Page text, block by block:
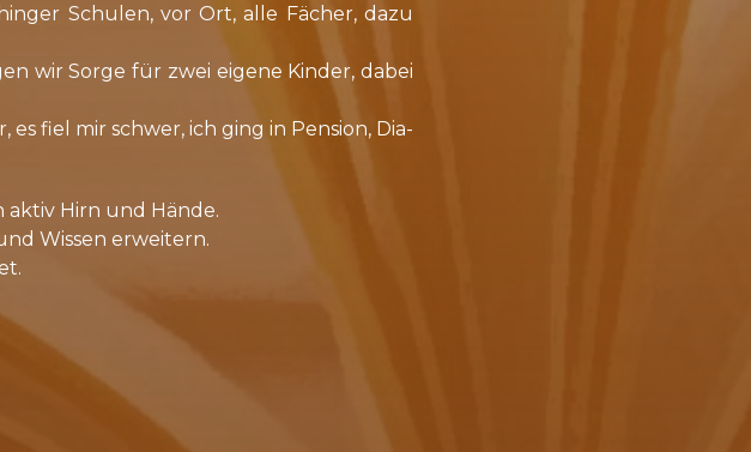
Schu­len, vor Ort, al­le Fä­cher, da­zu
wir Sor­ge für zwei ei­ge­ne Kin­der, da­bei
es fiel mir schwer, ich ging in Pen­si­on, Di­a­
ak­tiv Hirn und Hän­de.
Wis­sen er­wei­tern.